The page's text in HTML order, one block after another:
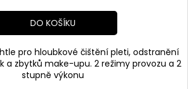
DO KOŠÍKU
pro hloubkové čištění pleti, odstranění
a zbytků make-upu. 2 režimy provozu a 2
stupně výkonu